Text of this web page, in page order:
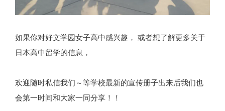
如果你对好文学园女子高中感兴趣， 或者想了解更多关于
日本高中留学的信息，
欢迎随时私信我们～等学校最新的宣传册子出来后我们也
会第一时间和大家一同分享！！